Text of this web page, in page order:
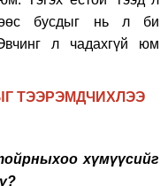
бусдыг нь л би
л чадахгүй юм
ТЭЭРЭМДЧИХЛЭЭ
хүмүүсийг